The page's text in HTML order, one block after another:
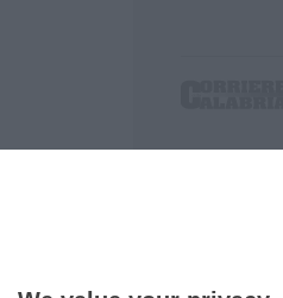
P.IVA.
Iscrizione